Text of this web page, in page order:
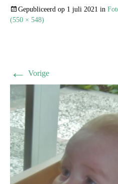
Gepubliceerd op 1 juli 2021 in
(550 × 548)
← Vorige